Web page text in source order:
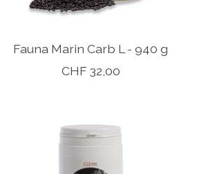
Fauna Marin Carb L - 940 g
CHF 32,00